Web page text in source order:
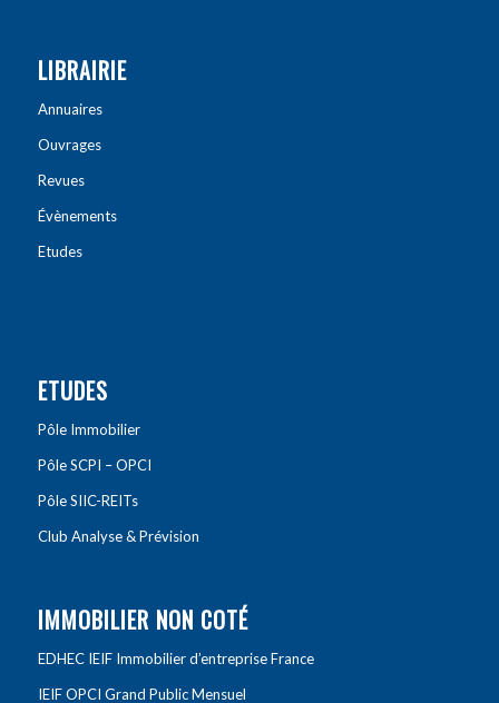
LIBRAIRIE
Annuaires
Ouvrages
Revues
Évènements
Etudes
ETUDES
Pôle Immobilier
Pôle SCPI – OPCI
Pôle SIIC-REITs
Club Analyse & Prévision
IMMOBILIER NON COTÉ
EDHEC IEIF Immobilier d’entreprise France
IEIF OPCI Grand Public Mensuel